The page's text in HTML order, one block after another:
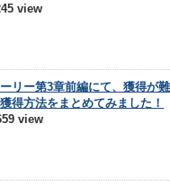
view
リー第3章前編にて、獲得が
得方法をまとめてみました！
view